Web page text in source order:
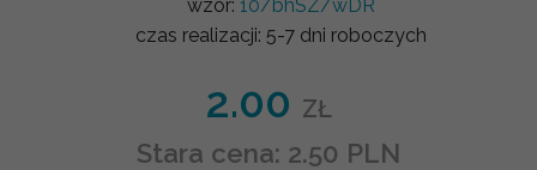
wzór: 10/bhSZ/wDR
czas realizacji: 5-7 dni roboczych
2.00 ZŁ
Stara cena: 2.50 PLN